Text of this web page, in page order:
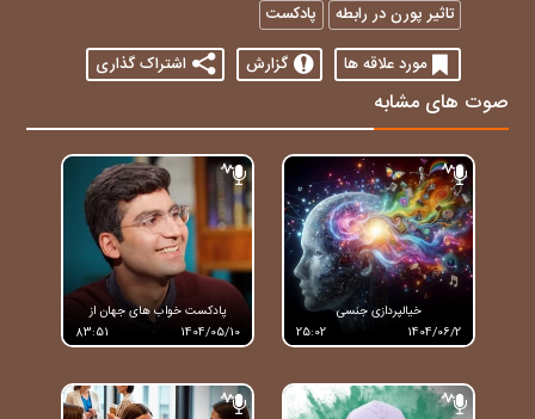
تاثیر پورن در رابطه
پادکست
مورد علاقه ها
گزارش اشتراک گذاری
صوت های مشابه
خیالپردازی جنسی
1404/06/2
25:02
پادکست خواب های جهان از
مجتبی شکوری1404/05/10
83:51